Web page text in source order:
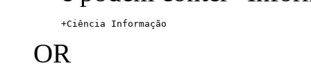
+Ciência Informação
OR